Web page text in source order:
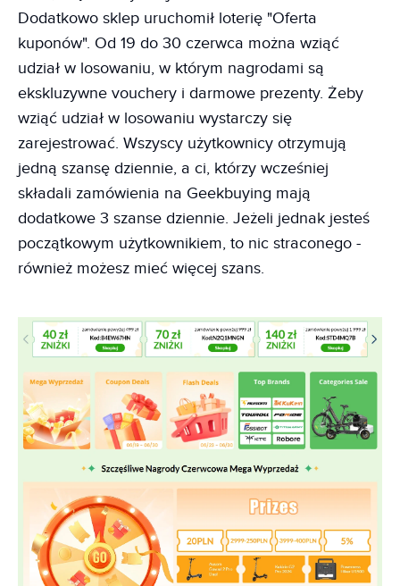
Dodatkowo sklep uruchomił loterię "Oferta
kuponów". Od 19 do 30 czerwca można wziąć
udział w losowaniu, w którym nagrodami są
ekskluzywne vouchery i darmowe prezenty. Żeby
wziąć udział w losowaniu wystarczy się
zarejestrować. Wszyscy użytkownicy otrzymują
jedną szansę dziennie, a ci, którzy wcześniej
składali zamówienia na Geekbuying mają
dodatkowe 3 szanse dziennie. Jeżeli jednak jesteś
początkowym użytkownikiem, to nic straconego -
również możesz mieć więcej szans.